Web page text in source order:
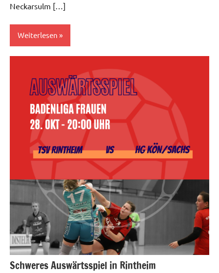
Neckarsulm […]
Weiterlesen
Schweres Auswärtsspiel in Rintheim